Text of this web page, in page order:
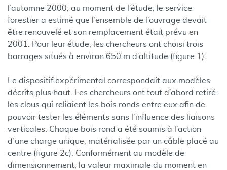
l’automne 2000, au moment de l’étude, le service
forestier a estimé que l’ensemble de l’ouvrage devait
être renouvelé et son remplacement était prévu en
2001. Pour leur étude, les chercheurs ont choisi trois
barrages situés à environ 650 m d’altitude (figure 1).
Le dispositif expérimental correspondait aux modèles
décrits plus haut. Les chercheurs ont tout d’abord retiré
les clous qui reliaient les bois ronds entre eux afin de
pouvoir tester les éléments sans l’influence des liaisons
verticales. Chaque bois rond a été soumis à l’action
d’une charge unique, matérialisée par un câble placé au
centre (figure 2c). Conformément au modèle de
dimensionnement, la valeur maximale du moment en